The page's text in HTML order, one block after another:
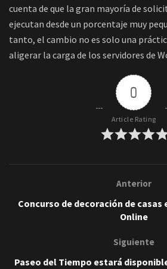
cuenta de que la gran mayoría de
ejecutan desde un porcentaje muy
tanto, el cambio no es solo una
aligerar la carga de los servidores de
0
Article Rating
Anterior
Concurso de decoración de casas
Online
Siguiente
Paseo del Tiempo estará